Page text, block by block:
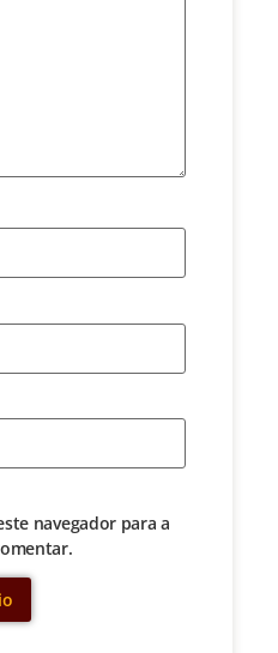
navegador para a